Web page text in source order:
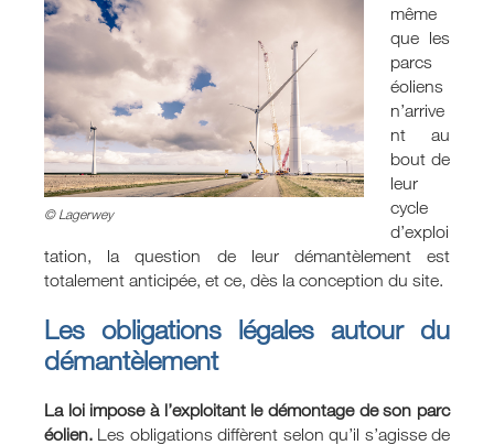
© Lagerwey
même
que les
parcs
éoliens
n’arrive
nt au
bout de
leur
cycle
d’exploi
tation, la question de leur démantèlement est
totalement anticipée, et ce, dès la conception du site.
Les obligations légales autour du
démantèlement
La loi impose à l’exploitant le démontage de son parc
éolien. Les obligations diffèrent selon qu’il s’agisse de